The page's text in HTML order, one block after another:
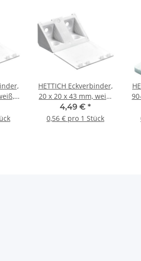
4
HETTICH Eckverbinder,
20 x 20 x 43 mm, weiß,
8 Stück
4,49 € *
0,56 € pro 1 Stück